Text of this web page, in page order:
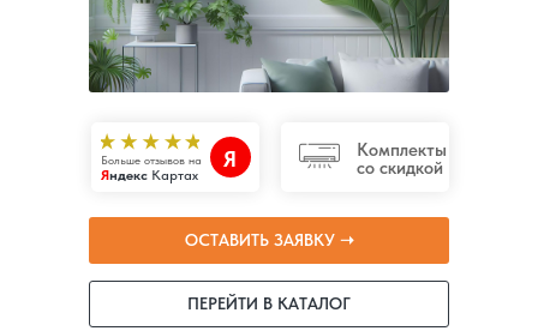
Больше отзывов на
Яндекс Картах
Я
ОСТАВИТЬ ЗАЯВКУ ➝
ПЕРЕЙТИ В КАТАЛОГ
Комплекты
со скидкой